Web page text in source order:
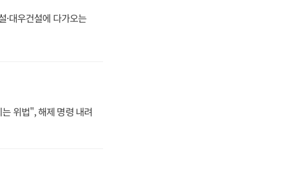
·대우건설에 다가오는
위법", 해제 명령 내려